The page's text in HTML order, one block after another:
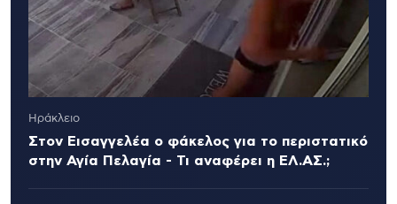
Ηράκλειο
Στον Εισαγγελέα ο φάκελος για το περιστατικό
στην Αγία Πελαγία - Τι αναφέρει η ΕΛ.ΑΣ.;